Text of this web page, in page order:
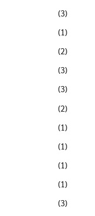
(3)
(1)
(2)
(3)
(3)
(2)
(1)
(1)
(1)
(1)
(3)